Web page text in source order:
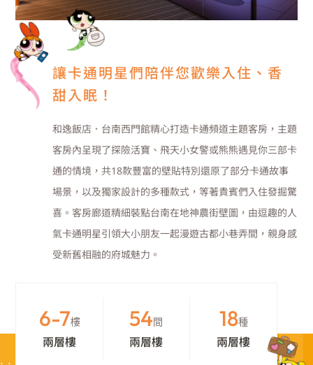
讓卡通明星們陪伴您歡樂入住、香
甜入眠！
和逸飯店．台南西門館精心打造卡通頻道主題客房，主題
客房內呈現了探險活寶、飛天小女警或熊熊遇見你三部卡
通的情境，共18款豐富的壁貼特別還原了部分卡通故事
場景，以及獨家設計的多種款式，等著貴賓們入住發掘驚
喜。客房廊道精細裝點台南在地神農街壁圖，由逗趣的人
氣卡通明星引領大小朋友一起漫遊古都小巷弄間，親身感
受新舊相融的府城魅力。
6-7樓
兩層樓
54間
兩層樓
18種
兩層樓